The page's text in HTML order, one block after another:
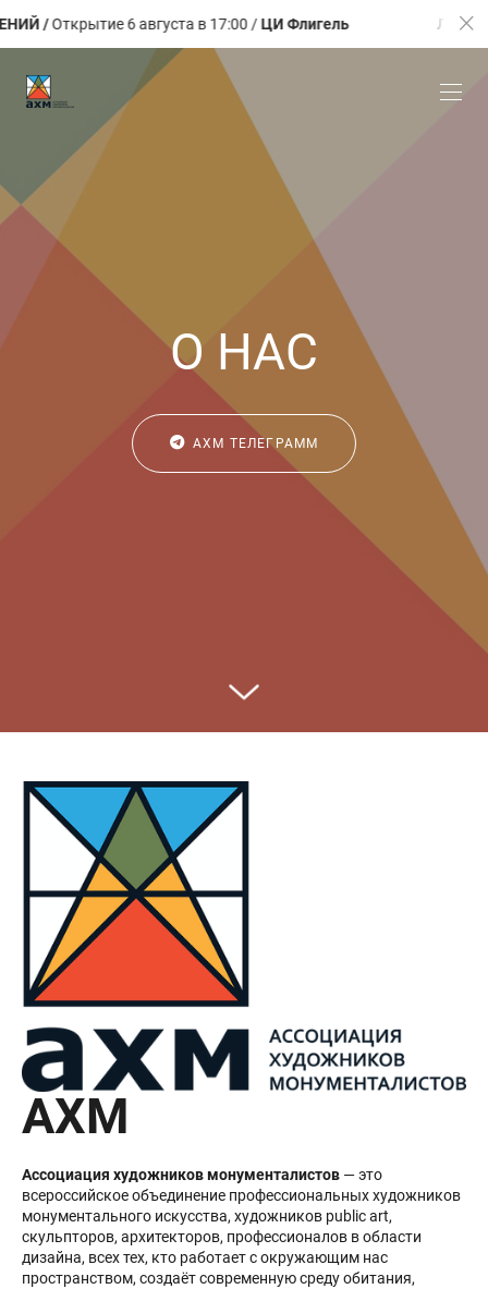
6 августа в 17:00 /ЦИ Флигель ЛЕТО.
О НАС
АХМ ТЕЛЕГРАММ
АХМ
Ассоциация художников монументалистов — это
всероссийское объединение профессиональных художников
монументального искусства, художников public art,
скульпторов, архитекторов, профессионалов в области
дизайна, всех тех, кто работает с окружающим нас
пространством, создаёт современную среду обитания,